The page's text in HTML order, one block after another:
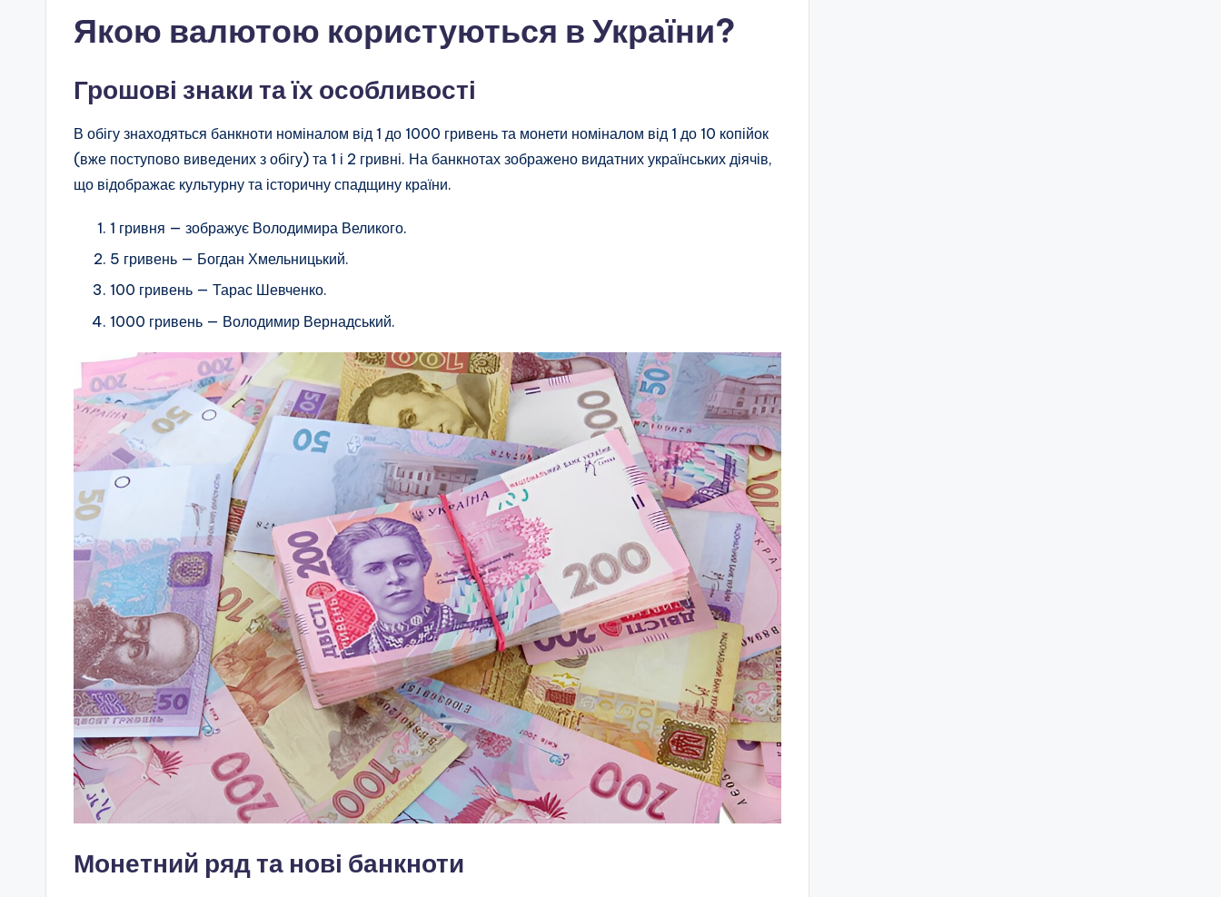
Якою валютою користуються в України?
Грошові знаки та їх особливості
В обігу знаходяться банкноти номіналом від 1 до 1000 гривень та монети номіналом від 1 до 10 копійок
(вже поступово виведених з обігу) та 1 і 2 гривні. На банкнотах зображено видатних українських діячів,
що відображає культурну та історичну спадщину країни.
1 гривня — зображує Володимира Великого.
5 гривень — Богдан Хмельницький.
100 гривень — Тарас Шевченко.
1000 гривень — Володимир Вернадський.
Монетний ряд та нові банкноти